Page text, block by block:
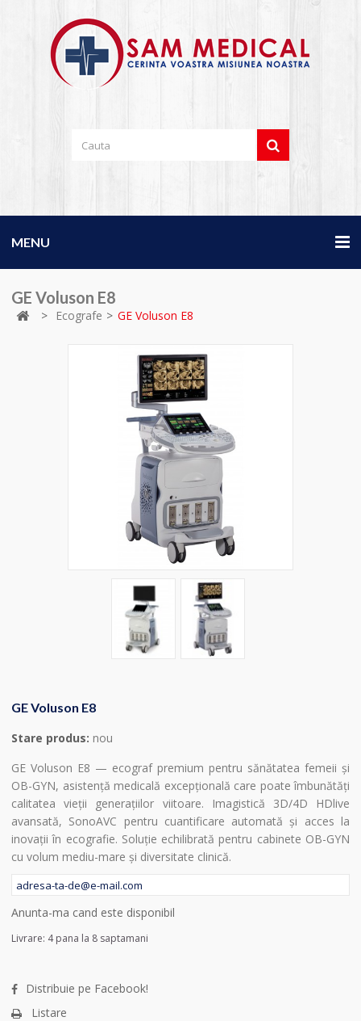
MENU
GE Voluson E8
> Ecografe > GE Voluson E8
GE Voluson E8
Stare produs: nou
GE Voluson E8 — ecograf premium pentru sănătatea femeii şi
OB-GYN, asistență medicală excepțională care poate îmbunătăți
calitatea vieții generațiilor viitoare. Imagistică 3D/4D HDlive
avansată, SonoAVC pentru cuantificare automată şi acces la
inovații în ecografie. Soluție echilibrată pentru cabinete OB-GYN
cu volum mediu-mare şi diversitate clinică.
Anunta-ma cand este disponibil
Livrare: 4 pana la 8 saptamani
Distribuie pe Facebook!
Listare